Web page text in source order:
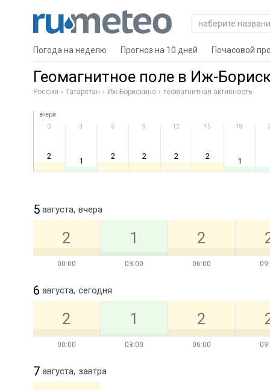
Погода на неделю Прогноз на 10 дней Почасовой
Геомагнитное поле в Иж-
Россия Татарстан Иж-Борискино геомагнитная активность
вчера
0
2
3
1
6
2
9
2
12
2
15
2
18
1
5 августа, вчера
00:00
2
03:00
1
06:00
2
6 августа, сегодня
00:00
2
03:00
1
06:00
2
7 августа, завтра